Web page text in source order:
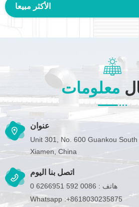
الأكثر مبيعا
معلومات
عنوان
Unit 301, No. 600 Guankou South
Xiamen, China
اتصل بنا اليوم
هاتف : 0086 592 6266951 0
Whatsapp :+8618030235875